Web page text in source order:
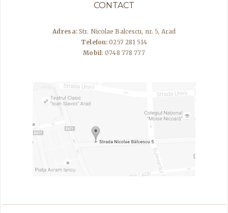
CONTACT
Adresa:Str. Nicolae Balcescu, nr. 5, Arad
Telefon: 0257 281 514
Mobil: 0748 778 777